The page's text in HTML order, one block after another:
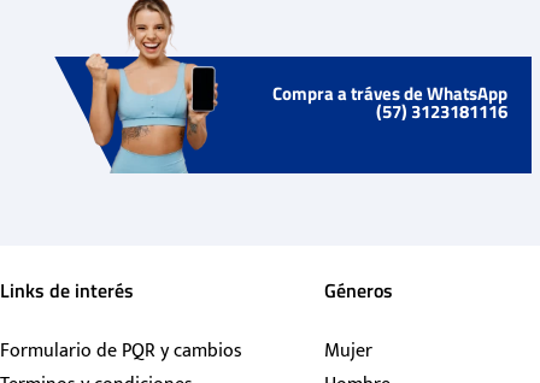
Compra a tráves de WhatsApp
(57) 3123181116
Links de interés
Formulario de PQR y cambios
Géneros
Mujer